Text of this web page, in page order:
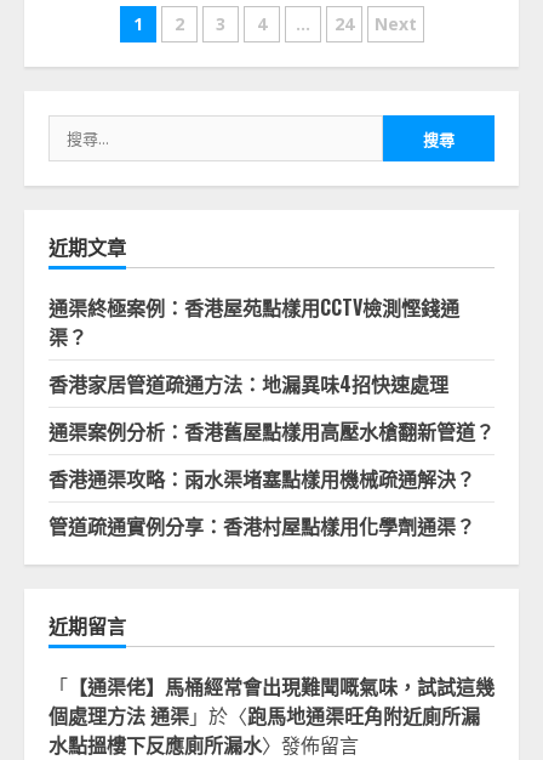
文
章
分
頁
1 2 3 4 ... 24 Next
尋
關
字:
近期文章
通渠終極案例：香港屋苑點樣用CCTV檢測慳錢通
渠？
香港家居管道疏通方法：地漏異味4招快速處理
通渠案例分析：香港舊屋點樣用高壓水槍翻新管道？
香港通渠攻略：雨水渠堵塞點樣用機械疏通解決？
管道疏通實例分享：香港村屋點樣用化學劑通渠？
近期留言
「 【通渠佬】馬桶經常會出現難聞嘅氣味，試試這幾
個處理方法 通渠」於〈跑馬地通渠旺角附近廁所漏
水點搵樓下反應廁所漏水〉發佈留言